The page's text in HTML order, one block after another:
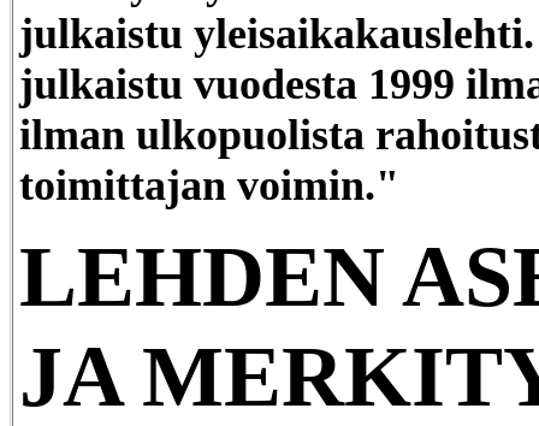
julkaistu yleisaikakauslehti.
julkaistu vuodesta 1999
ilman ulkopuolista
toimittajan voimin."
LEHDEN
JA